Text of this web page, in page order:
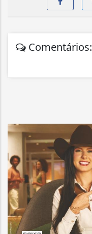
Comentários: